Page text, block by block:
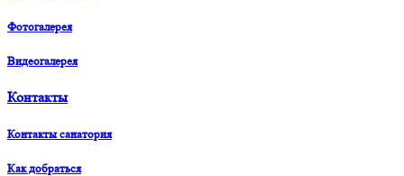
Фотогалерея
Видеогалерея
Контакты
Контакты санатория
Как добраться